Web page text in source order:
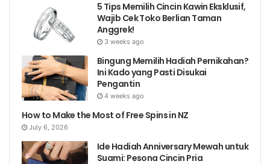
5 Tips Memilih Cincin Kawin Eksklusif,
Wajib Cek Toko Berlian Taman
Anggrek!
3 weeks ago
Bingung Memilih Hadiah Pernikahan?
Ini Kado yang Pasti Disukai
Pengantin
4 weeks ago
How to Make the Most of Free Spins in NZ
July 6, 2026
Ide Hadiah Anniversary Mewah untuk
Suami: Pesona Cincin Pria